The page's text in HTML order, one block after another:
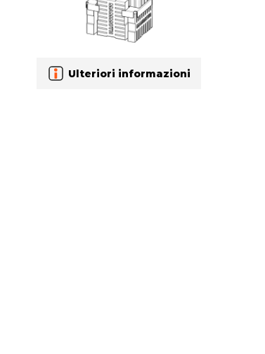
Ulteriori informazioni